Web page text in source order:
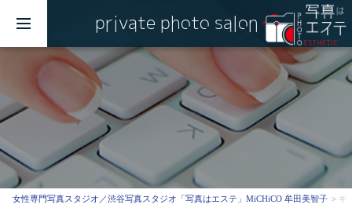
private photo salon
女性専門写真スタジオ／渋谷写真スタジオ「写真はエステ」MiCHiCO 牟田美智子 ギ